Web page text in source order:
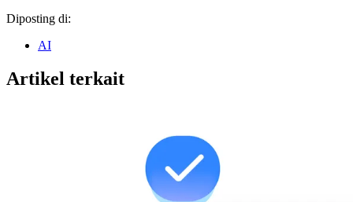
Diposting di:
AI
Artikel terkait